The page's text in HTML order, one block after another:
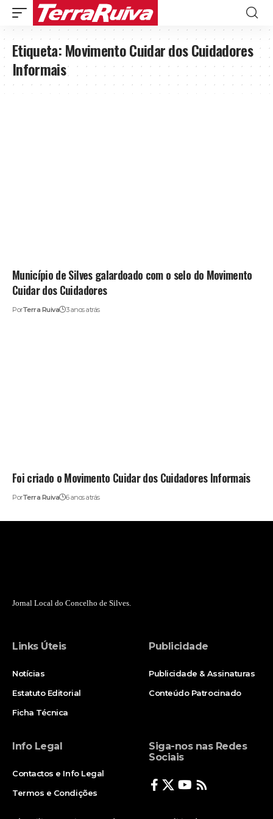
Etiqueta:Movimento Cuidar dos Cuidadores
Informais
Município de Silves galardoado com o selo do Movimento
Cuidar dos Cuidadores
PorTerra Ruiva 3 anos atrás
Foi criado o Movimento Cuidar dos Cuidadores Informais
PorTerra Ruiva 6 anos atrás
Jornal Local do Concelho de Silves.
Links Úteis
Notícias
Estatuto Editorial
Ficha Técnica
Publicidade
Publicidade & Assinaturas
Conteúdo Patrocinado
Info Legal
Contactos e Info Legal
Termos e Condições
Siga-nos nas Redes
Sociais